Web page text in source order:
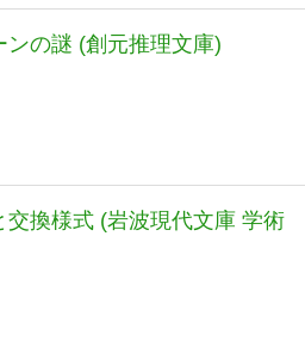
ンの謎 (創元推理文庫)
換様式 (岩波現代文庫 学術